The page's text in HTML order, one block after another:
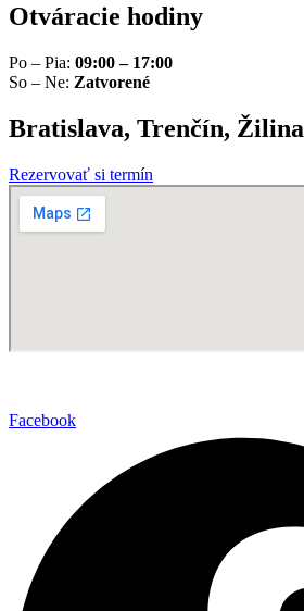
Otváracie hodiny
Po – Pia: 09:00 – 17:00
So – Ne: Zatvorené
Bratislava, Trenčín, Žilina
Rezervovať si termín
Facebook